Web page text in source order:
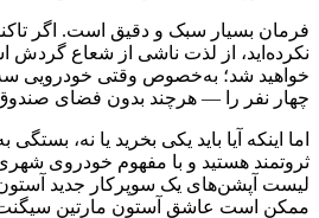
فرمان بسیار سبک و دقیق است. اگر
نکرده‌اید، از لذت ناشی از شعاع گردش
خواهید شد؛ به‌خصوص وقتی خودرویی
چهار نفر را — هرچند بدون فضای
اما اینکه آیا باید یکی بخرید یا نه،
ثروتمند هستید و با مفهوم خودروی
لیست آپشن‌های یک سوپرکار جدید آستون
ممکن است عاشق آستون مارتین